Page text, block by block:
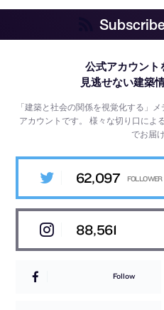
公式アカウント
見逃せない建築
「建築と社会の関係を視覚化する」
アカウントです。様々な切り口によ
でお届
62,097
88,561
Follow